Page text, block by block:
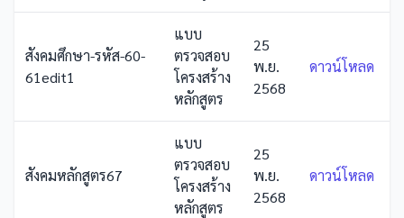
สังคมศึกษา-รหัส-60-
61edit1
แบบ
ตรวจสอบ
โครงสร้าง
หลักสูตร
25
พ.ย.
2568
ดาวน์โหลด
สังคมหลักสูตร67
แบบ
ตรวจสอบ
โครงสร้าง
หลักสูตร
25
พ.ย.
2568
ดาวน์โหลด